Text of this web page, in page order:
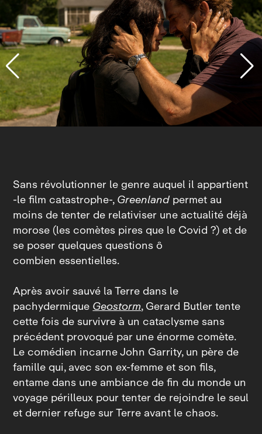
Sans révolutionner le genre auquel il appartient
‑le film catastrophe‑,Greenland permet au
moins de tenter de relativiser une actualité déjà
morose (les comètes pires que le Covid ?) et de
se poser quelques questions ô
combien essentielles.
Après avoir sauvé la Terre dans le
pachydermiqueGeostorm, Gerard Butler tente
cette fois de survivre à un cataclysme sans
précédent provoqué par une énorme comète.
Le comédien incarne John Garrity, un père de
famille qui, avec son ex‑femme et son fils,
entame dans une ambiance de fin du monde un
voyage périlleux pour tenter de rejoindre le seul
et dernier refuge sur Terre avant le chaos.